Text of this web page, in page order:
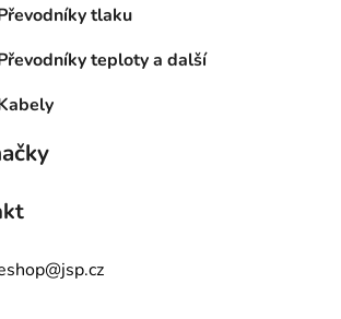
tlaku
teploty a další
@jsp.cz